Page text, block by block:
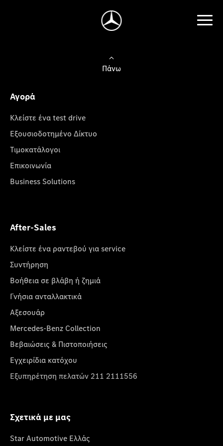
Πάνω
Αγορά
Κλείστε ένα test drive
Εξουσιοδοτημένο Δίκτυο
Τιμοκατάλογοι
Επικοινωνία
Business Solutions
After-Sales
Κλείστε ένα ραντεβού για service
Συντήρηση
Βοήθεια σε βλάβη ή ζημιά
Γνήσια ανταλλακτικά
Αξεσουάρ
Mercedes-Benz Collection
Βεβαιώσεις & Πιστοποιήσεις
Εγχειρίδια κατόχου
Εξυπηρέτηση πελατών 211 2111556
Σχετικά με μας
Star Automotive Ελλάς